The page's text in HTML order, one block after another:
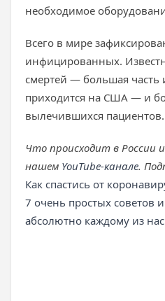
необходимое
Всего в мире
инфицированных.
смертей — большая часть
приходится на США — и
вылечившихся пациентов.
Что происходит в России
нашем YouTube-канале.
Как спастись от
7 очень простых советов
абсолютно каждому из нас